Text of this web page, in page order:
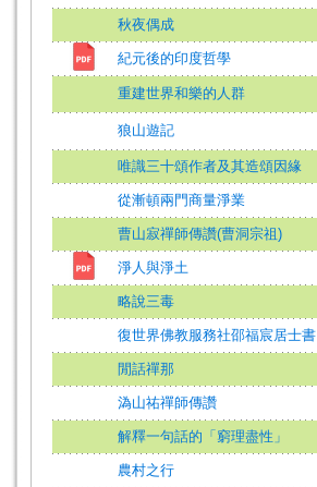
秋夜偶成
紀元後的印度哲學
重建世界和樂的人群
狼山遊記
唯識三十頌作者及其造頌因緣
從漸頓兩門商量淨業
曹山寂禪師傳讚(曹洞宗祖)
淨人與淨土
略說三毒
復世界佛教服務社邵福宸居士書
閒話禪那
溈山祐禪師傳讚
解釋一句話的「窮理盡性」
農村之行